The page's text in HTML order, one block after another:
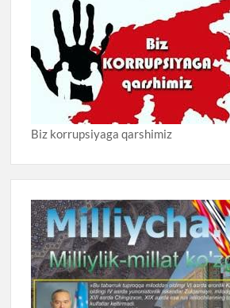
Biz korrupsiyaga qarshimiz